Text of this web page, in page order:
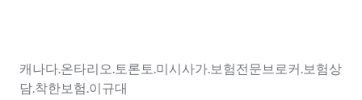
캐나다.온타리오.토론토.미시사가.보험전문브로커.보험상
담.착한보험.이규대